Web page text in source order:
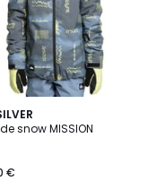
snow MISSION
€